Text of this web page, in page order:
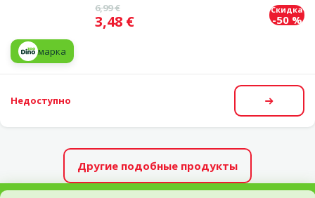
Исходная цена
6,99 €
Цена
3,48 €
Скидка
-50 %
марка
Недоступно
Другие подобные продукты